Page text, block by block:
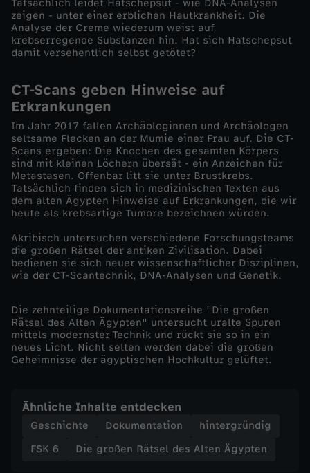
t
e
n
Ä
g
y
p
t
n
-
e
i
Tatsächlich leidet Hatschepsut - wie DNA-Analysen
zeigen - unter einer erblichen Hautkrankheit. Die
Analyse der Creme wiederum weist auf
krebserregende Substanzen hin. Hat sich Hatschepsut
damit versehentlich selbst getötet?
CT-Scans geben Hinweise auf
Erkrankungen
Im Jahr 2017 fallen Archäologinnen und Archäologen
seltsame Flecken an der Mumie einer Frau auf. Die CT-
Scans ergeben: Die Knochen des gesamten Körpers
sind mit kleinen Löchern übersät - ein Anzeichen für
Metastasen. Offenbar litt sie unter Brustkrebs.
Tatsächlich finden sich in medizinischen Texten aus
dem alten Ägypten Hinweise auf Erkrankungen, die wir
heute als krebsartige Tumore bezeichnen würden.
Akribisch untersuchen verschiedene Forschungsteams
die großen Rätsel der antiken Zivilisation. Dabei
bedienen sie sich neuer wissenschaftlicher Disziplinen,
wie der CT-Scantechnik, DNA-Analysen und Genetik.
Die zehnteilige Dokumentationsreihe "Die großen
Rätsel des Alten Ägypten" untersucht uralte Spuren
mittels modernster Technik und rückt sie so in ein
neues Licht. Nicht selten werden dabei die großen
Geheimnisse der ägyptischen Hochkultur gelüftet.
Ähnliche Inhalte entdecken
Geschichte Dokumentation
hintergründig
FSK 6
Die großen Rätsel des Alten Ägypten